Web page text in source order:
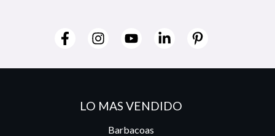
LO MAS VENDIDO
Barbacoas